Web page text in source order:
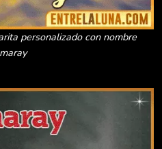
personalizado con nombre